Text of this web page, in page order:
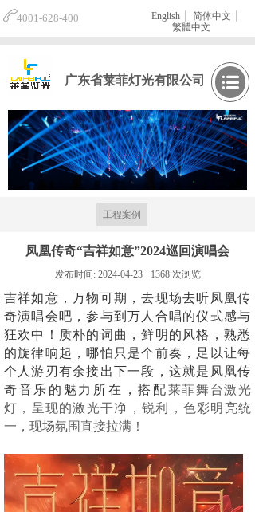
English
简体中文
繁體中文
4001-628-400
广东省莱菲灯光有限公司
工程案例
凤凰传奇“吉祥如意”2024巡回演唱会
发布时间: 2024-04-23 1368 次浏览
吉祥如意，万物可期，去现场去听凤凰传
奇演唱会吧，参与到万人合唱的仪式感与
狂欢中！ 质朴的词曲，鲜明的风格， 熟悉
的旋律响起，哪怕只是个前奏，足以让每
个人游刃有余接出下一段，这就是凤凰传
奇音乐的魅力所在，搭配莱菲舞台激光
灯，呈现的激光干净，锐利，色彩明亮统
一，现场氛围直接拉满！